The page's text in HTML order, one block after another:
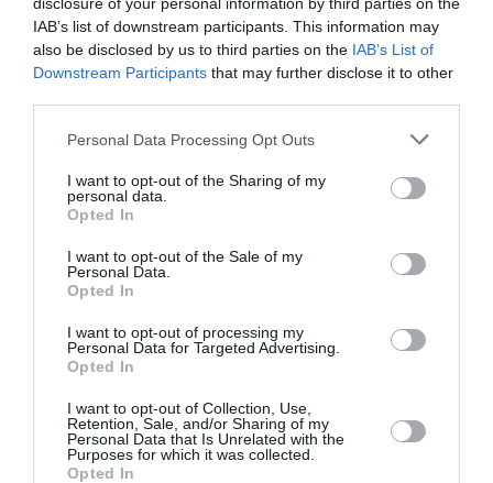
IAB’s list of downstream participants. This information may
also be disclosed by us to third parties on the IAB’s List of
Downstream Participants that may further disclose it to other
Personal Data Processing Opt Outs
I want to opt-out of the Sharing of my
personal data.
Opted In
I want to opt-out of the Sale of my
Personal Data.
Opted In
I want to opt-out of processing my
Personal Data for Targeted Advertising.
Opted In
I want to opt-out of Collection, Use,
Retention, Sale, and/or Sharing of my
Personal Data that Is Unrelated with the
Purposes for which it was collected.
Opted In